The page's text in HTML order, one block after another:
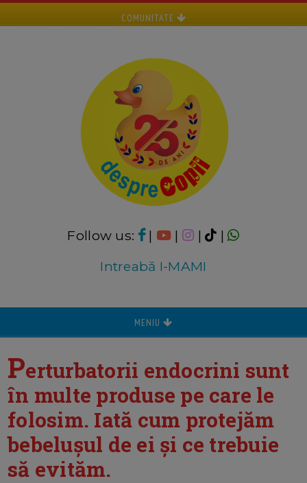
COMUNITATE
Follow us: | | |
|
Intreabă I-MAMI
MENIU
Perturbatorii endocrini sunt
în multe produse pe care le
folosim. Iată cum protejăm
bebeluşul de ei şi ce trebuie
să evităm.